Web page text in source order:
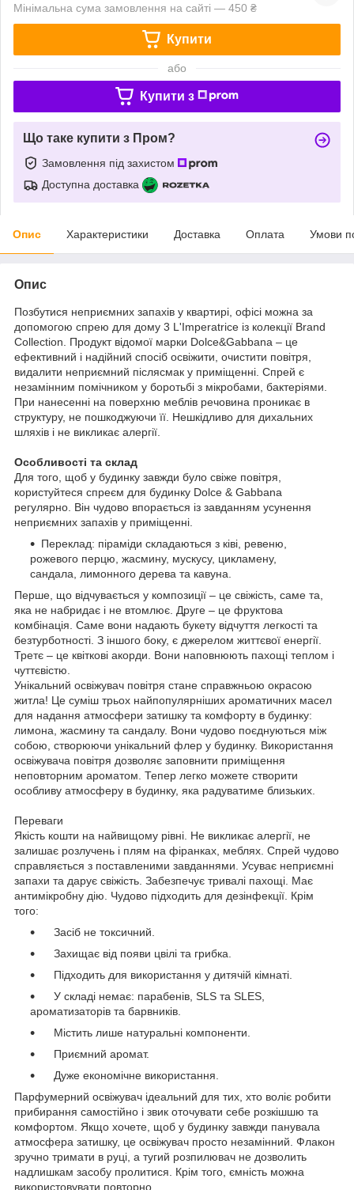
Мінімальна сума замовлення на сайті — 450 ₴
Купити
або
Купити з
Що таке купити з Пром?
Замовлення під захистом
Доступна доставка
Опис Характеристики Доставка Оплата Умови
Опис
Позбутися неприємних запахів у квартирі, офісі можна за
допомогою спрею для дому 3 L'Imperatrice із колекції Brand
Collection. Продукт відомої марки Dolce&Gabbana – це
ефективний і надійний спосіб освіжити, очистити повітря,
видалити неприємний післясмак у приміщенні. Спрей є
незамінним помічником у боротьбі з мікробами, бактеріями.
При нанесенні на поверхню меблів речовина проникає в
структуру, не пошкоджуючи її. Нешкідливо для дихальних
шляхів і не викликає алергії.
Особливості та склад
Для того, щоб у будинку завжди було свіже повітря,
користуйтеся спреєм для будинку Dolce & Gabbana
регулярно. Він чудово впорається із завданням усунення
неприємних запахів у приміщенні.
Переклад: піраміди складаються з ківі, ревеню,
рожевого перцю, жасмину, мускусу, цикламену,
сандала, лимонного дерева та кавуна.
Перше, що відчувається у композиції – це свіжість, саме та,
яка не набридає і не втомлює. Друге – це фруктова
комбінація. Саме вони надають букету відчуття легкості та
безтурботності. З іншого боку, є джерелом життєвої енергії.
Третє – це квіткові акорди. Вони наповнюють пахощі теплом і
чуттєвістю.
Унікальний освіжувач повітря стане справжньою окрасою
житла! Це суміш трьох найпопулярніших ароматичних масел
для надання атмосфери затишку та комфорту в будинку:
лимона, жасмину та сандалу. Вони чудово поєднуються між
собою, створюючи унікальний флер у будинку. Використання
освіжувача повітря дозволяє заповнити приміщення
неповторним ароматом. Тепер легко можете створити
особливу атмосферу в будинку, яка радуватиме близьких.
Переваги
Якість кошти на найвищому рівні. Не викликає алергії, не
залишає розлучень і плям на фіранках, меблях. Спрей чудово
справляється з поставленими завданнями. Усуває неприємні
запахи та дарує свіжість. Забезпечує тривалі пахощі. Має
антимікробну дію. Чудово підходить для дезінфекції. Крім
того:
Засіб не токсичний.
Захищає від появи цвілі та грибка.
Підходить для використання у дитячій кімнаті.
У складі немає: парабенів, SLS та SLES,
ароматизаторів та барвників.
Містить лише натуральні компоненти.
Приємний аромат.
Дуже економічне використання.
Парфумерний освіжувач ідеальний для тих, хто воліє робити
прибирання самостійно і звик оточувати себе розкішшю та
комфортом. Якщо хочете, щоб у будинку завжди панувала
атмосфера затишку, це освіжувач просто незамінний. Флакон
зручно тримати в руці, а тугий розпилювач не дозволить
надлишкам засобу пролитися. Крім того, ємність можна
використовувати повторно.